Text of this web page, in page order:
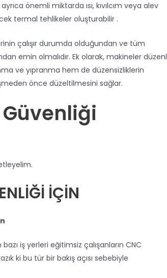
önemli miktarda ısı, kıvılcım veya alev
termal tehlikeler oluşturabilir .
çalışır durumda olduğundan ve tüm
emin olmalıdır. Ek olarak, makineler
ve yıpranma hem de düzensizliklerin
önce düzeltilmesini sağlar.
Güvenliği
İÇİN
iş yerleri eğitimsiz çalışanların CNC
ki bu tür bir bakış açısı sebebiyle